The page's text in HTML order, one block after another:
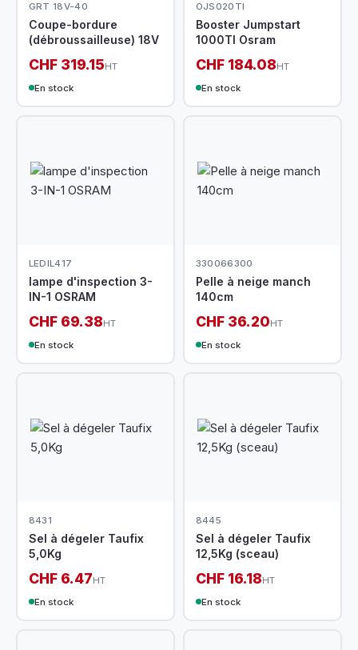
GRT 18V-40
Coupe-bordure
(débroussailleuse) 18V
CHF 319.15HT
En stock
OJS020TI
Booster Jumpstart
1000TI Osram
CHF 184.08HT
En stock
LEDIL417
lampe d'inspection 3-
IN-1 OSRAM
CHF 69.38HT
En stock
330066300
Pelle à neige manch
140cm
CHF 36.20HT
En stock
8431
Sel à dégeler Taufix
5,0Kg
CHF 6.47HT
En stock
8445
Sel à dégeler Taufix
12,5Kg (sceau)
CHF 16.18HT
En stock